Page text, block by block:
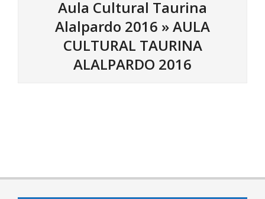
Aula Cultural Taurina
Alalpardo 2016 »AULA
CULTURAL TAURINA
ALALPARDO 2016
01-